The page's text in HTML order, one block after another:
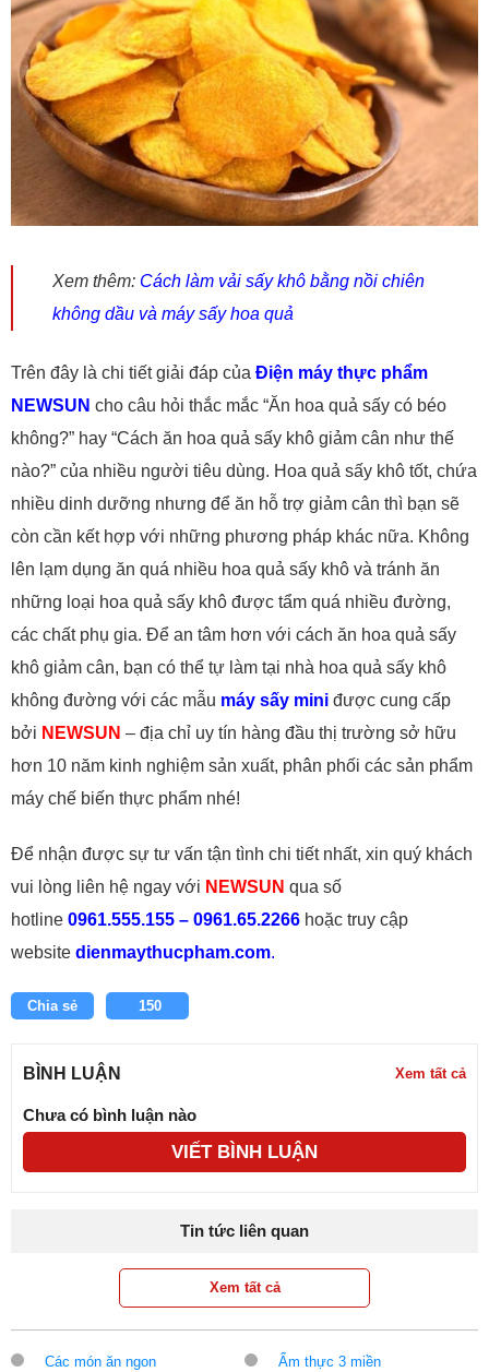
Xem thêm: Cách làm vải sấy khô bằng nồi chiên
không dầu và máy sấy hoa quả
Trên đây là chi tiết giải đáp của Điện máy thực phẩm
NEWSUN cho câu hỏi thắc mắc “Ăn hoa quả sấy có béo
không?” hay “Cách ăn hoa quả sấy khô giảm cân như thế
nào?” của nhiều người tiêu dùng. Hoa quả sấy khô tốt, chứa
nhiều dinh dưỡng nhưng để ăn hỗ trợ giảm cân thì bạn sẽ
còn cần kết hợp với những phương pháp khác nữa. Không
lên lạm dụng ăn quá nhiều hoa quả sấy khô và tránh ăn
những loại hoa quả sấy khô được tẩm quá nhiều đường,
các chất phụ gia. Để an tâm hơn với cách ăn hoa quả sấy
khô giảm cân, bạn có thể tự làm tại nhà hoa quả sấy khô
không đường với các mẫu máy sấy mini được cung cấp
bởi NEWSUN – địa chỉ uy tín hàng đầu thị trường sở hữu
hơn 10 năm kinh nghiệm sản xuất, phân phối các sản phẩm
máy chế biến thực phẩm nhé!
Để nhận được sự tư vấn tận tình chi tiết nhất, xin quý khách
vui lòng liên hệ ngay với NEWSUN qua số
hotline 0961.555.155 – 0961.65.2266 hoặc truy cập
website dienmaythucpham.com.
Chia sẻ 150
BÌNH LUẬN Xem tất cả
Chưa có bình luận nào
VIẾT BÌNH LUẬN
Tin tức liên quan
Xem tất cả
Các món ăn ngon
Ẩm thực 3 miền